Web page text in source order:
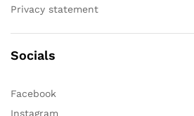
Privacy statement
Socials
Facebook
Instagram